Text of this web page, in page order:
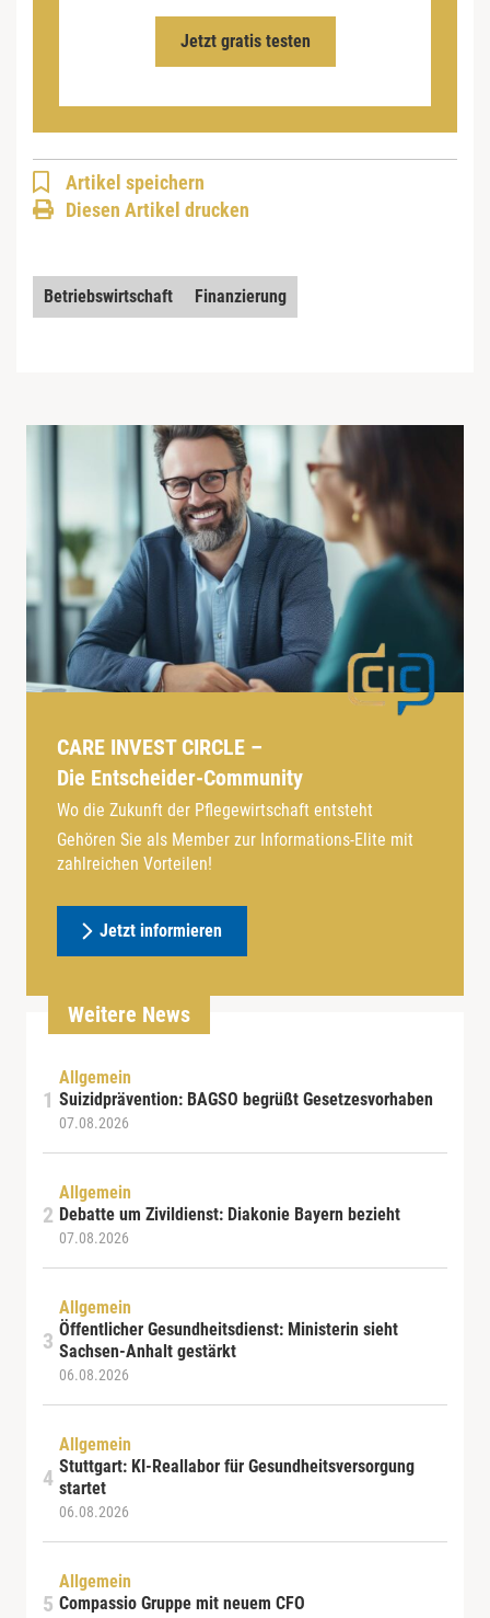
Jetzt gratis testen
Artikel speichern
Diesen Artikel drucken
Betriebswirtschaft Finanzierung
CARE INVEST CIRCLE –
Die Entscheider-Community
Wo die Zukunft der Pflegewirtschaft entsteht
Gehören Sie als Member zur Informations-Elite mit
zahlreichen Vorteilen!
Jetzt informieren
Weitere News
Allgemein
Suizidprävention: BAGSO begrüßt Gesetzesvorhaben
07.08.2026
Allgemein
Debatte um Zivildienst: Diakonie Bayern bezieht
07.08.2026
Allgemein
Öffentlicher Gesundheitsdienst: Ministerin sieht
Sachsen-Anhalt gestärkt
06.08.2026
Allgemein
Stuttgart: KI-Reallabor für Gesundheitsversorgung
startet
06.08.2026
Allgemein
Compassio Gruppe mit neuem CFO